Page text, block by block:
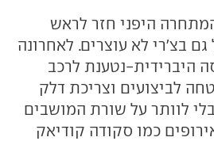
היפני חזר לראש
בצ'רי לא עוצרים. לאחרונה
היברידית-נטענת לרכב
לביצועים וצריכת דלק
לוותר על שורת המושבים
כמו סקודה קודיאק